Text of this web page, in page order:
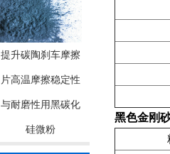
提升碳陶刹车摩擦
片高温摩擦稳定性
与耐磨性用黑碳化
硅微粉
黑色金刚